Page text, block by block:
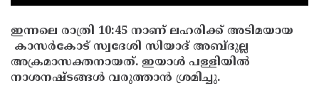
ഇന്നലെ രാത്രി 10:45 നാണ് ലഹരിക്ക് അടിമയായ
കാസര്‍കോട് സ്വദേശി സിയാദ് അബ്ദുല്ല
അക്രമാസക്തനായത്. ഇയാൾ പള്ളിയിൽ
നാശനഷ്‌ടങ്ങൾ വരുത്താൻ ശ്രമിച്ചു.